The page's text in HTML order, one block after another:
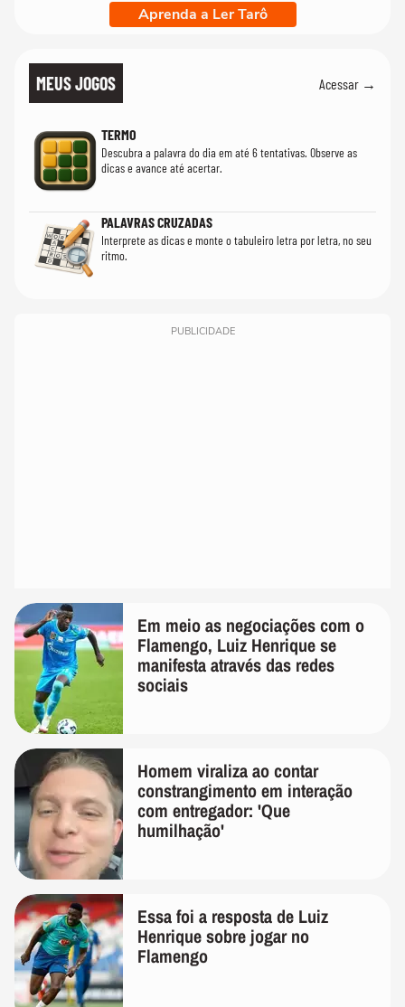
Aprenda a Ler Tarô
MEUS JOGOS Acessar →
TERMO
Descubra a palavra do dia em até 6 tentativas. Observe as
dicas e avance até acertar.
PALAVRAS CRUZADAS
Interprete as dicas e monte o tabuleiro letra por letra, no seu
ritmo.
PUBLICIDADE
Em meio as negociações com o
Flamengo, Luiz Henrique se
manifesta através das redes
sociais
Homem viraliza ao contar
constrangimento em interação
com entregador: 'Que
humilhação'
Essa foi a resposta de Luiz
Henrique sobre jogar no
Flamengo